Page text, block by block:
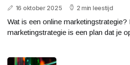
16 oktober 2025 2 min leestijd
Wat is een online marketingstrategie?
marketingstrategie is een plan dat je